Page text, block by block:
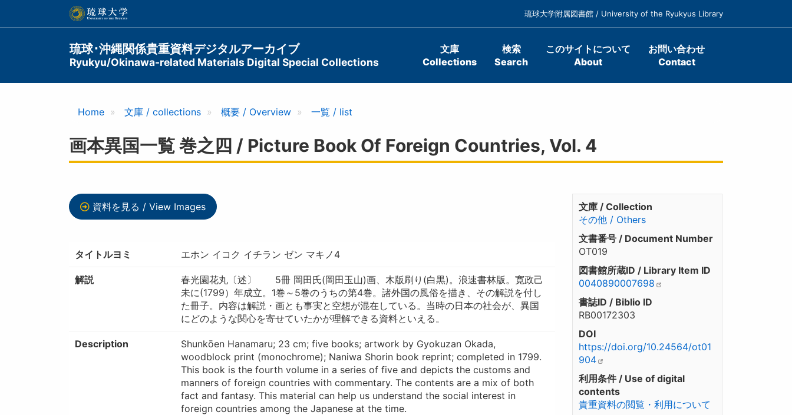
ン
琉球大学附属図書館 / University of the Ryukyus Library
琉球･沖縄関係貴重資料デジタルアーカイブ
Ryukyu/Okinawa-related Materials Digital Special Collections
Main
navigation
文庫
Collections
検索
Search
このサイトについて
About
お問い合わせ
Contact
Home 文庫 / collections 概要 / Overview 一覧 / list
画本異国一覧 巻之四 / Picture Book Of Foreign Countries, Vol. 4
資料を見る / View Images
タイトルヨミ エホン イコク イチラン ゼン マキノ4
解説
春光園花丸〔述〕 5冊 岡田氏(岡田玉山)画、木版刷り(白黒)。浪速書林版。寛政己
未に(1799）年成立。1巻～5巻のうちの第4巻。諸外国の風俗を描き、その解説を付し
た冊子。内容は解説・画とも事実と空想が混在している。当時の日本の社会が、異国
にどのような関心を寄せていたかが理解できる資料といえる。
Description
Shunkōen Hanamaru; 23 cm; five books; artwork by Gyokuzan Okada,
woodblock print (monochrome); Naniwa Shorin book reprint; completed in 1799.
This book is the fourth volume in a series of five and depicts the customs and
manners of foreign countries with commentary. The contents are a mix of both
fact and fantasy. This material can help us understand the social interest in
foreign countries among the Japanese at the time.
文庫 / Collection
その他 / Others
文書番号 / Document Number
OT019
図書館所蔵ID / Library Item ID
0040890007698
書誌ID / Biblio ID
RB00172303
DOI
https://doi.org/10.24564/ot01
904
利用条件 / Use of digital
contents
貴重資料の閲覧・利用について